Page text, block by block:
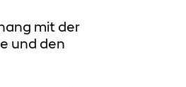
mit der
und den